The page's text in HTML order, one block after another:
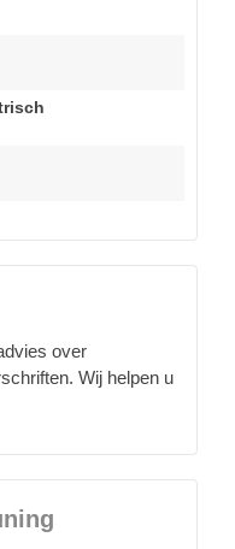
over
Wij helpen u